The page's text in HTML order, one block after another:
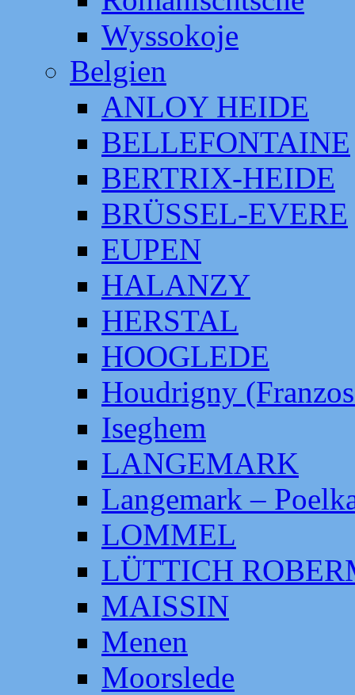
Wyssokoje
Belgien
ANLOY HEIDE
BELLEFONTAINE
BERTRIX-HEIDE
BRÜSSEL-EVERE
EUPEN
HALANZY
HERSTAL
HOOGLEDE
Houdrigny
Iseghem
LANGEMARK
Langemark –
LOMMEL
LÜTTICH
MAISSIN
Menen
Moorslede